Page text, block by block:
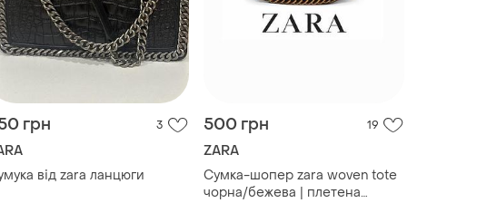
грн 3
від zara ланцюги
500 грн 19
ZARA
Сумка-шопер zara woven tote
чорна/бежева | плетена